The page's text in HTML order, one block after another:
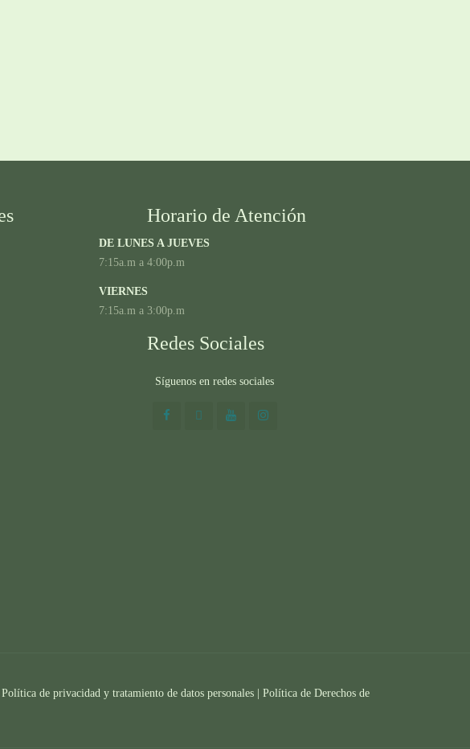
Horario de Atención
DE LUNES A JUEVES
7:15a.m a 4:00p.m
VIERNES
7:15a.m a 3:00p.m
Redes Sociales
Síguenos en redes sociales
Política de privacidad y tratamiento de datos personales | Política de Derechos de